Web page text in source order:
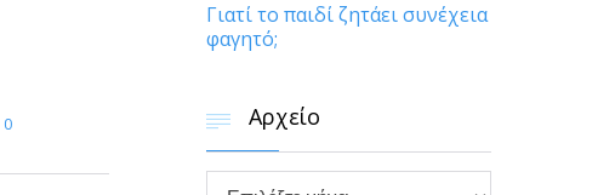
LOVE
IT
0
Γιατί το παιδί ζητάει συνέχεια
φαγητό;
 Αρχείο